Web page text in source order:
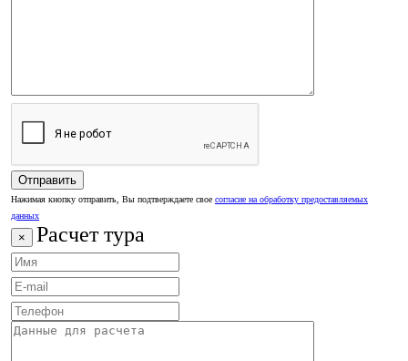
Нажимая кнопку отправить, Вы подтверждаете свое согласие на обработку предоставляемых
данных
× Расчет тура